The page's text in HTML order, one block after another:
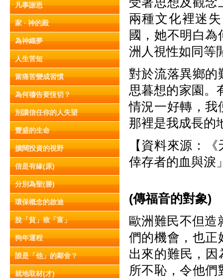
凡事謝恩
家 ‧ 神的殿
為神織夢
人生苦短
當痛苦變成習慣
為何禱告要恆切？
別讓信任你的人失望
豐盛的生命
擴闊投資的視野
信是有緣(原)
分別為聖(勝)
環保概念的啟迪
脫「貧」致「富」
狗年運程
誰是「他」的鄰舍？
就地取材(才)
兩種文化裡迷
國，她不明白
洲人視性如同等
對於流落異鄉的
思暮想的家園。
情況一好轉，我
那裡是我成長的
【資料來源：
倖存者的血與淚
(傳福音的對象)
歐洲難民不但造
們的機會，也正
出來的難民，
所不恥，令他